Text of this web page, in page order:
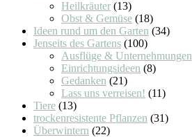
Heilkräuter (13)
Obst & Gemüse (18)
Ideen rund um den Garten (34)
Jenseits des Gartens (100)
Ausflüge & Unternehmungen
Einrichtungsideen (8)
Gedanken (21)
Lass uns verreisen! (11)
Tiere (13)
trockenresistente Pflanzen (31)
Überwintern (22)